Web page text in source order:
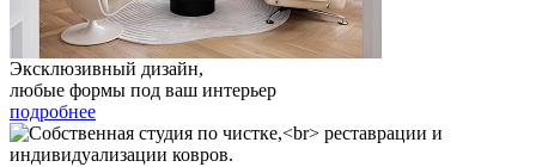
Эксклюзивный дизайн,
любые формы под ваш интерьер
подробнее